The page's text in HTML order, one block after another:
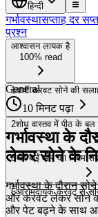
हिन्दी
गर्भावस्थासप्ताह दर
प्रश्न
आश्वासन लायक है
100% read
1बायीं करवट सोने की
2शोध वास्तव में पीठ के
3जब बाईं ओर का नियम
5आरामदायक करवट से सोने
General
10 मिनट पढ़ा
गर्भावस्था के
लेकर सोने के
गर्भावस्था के दौरान
ओर करवट लेकर सोने की
और पेट बढ़ने के साथ